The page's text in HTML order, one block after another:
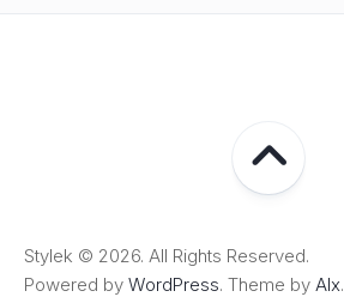
Stylek © 2026. All Rights Reserved.
Powered by WordPress. Theme by Alx.